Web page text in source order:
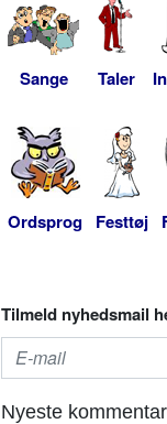
Sange Taler
Ordsprog Festtøj
Tilmeld nyhedsmail
Nyeste